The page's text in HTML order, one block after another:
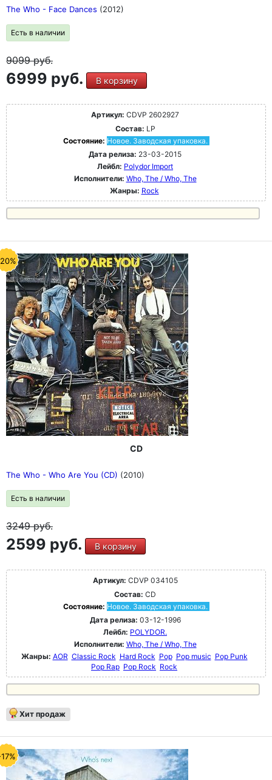
The Who - Face Dances (2012)
Есть в наличии
9099руб.
6999 руб. В корзину
Артикул: CDVP 2602927
Состав: LP
Состояние: Новое. Заводская упаковка.
Дата релиза: 23-03-2015
Лейбл: Polydor Import
Исполнители: Who, The / Who, The
Жанры: Rock
CD
The Who - Who Are You (CD) (2010)
Есть в наличии
3249руб.
2599 руб. В корзину
Артикул: CDVP 034105
Состав: CD
Состояние: Новое. Заводская упаковка.
Дата релиза: 03-12-1996
Лейбл: POLYDOR.
Исполнители: Who, The / Who, The
Жанры: AOR Classic Rock Hard Rock Pop Pop music Pop Punk
Pop Rap Pop Rock Rock
Хит продаж